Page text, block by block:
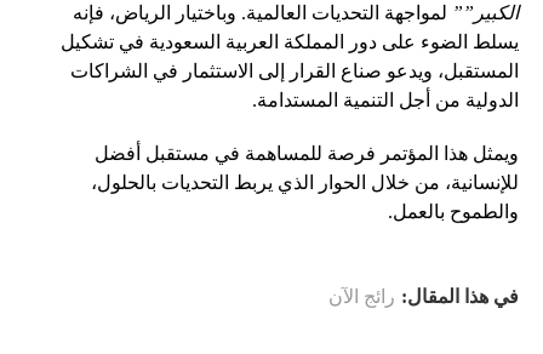
الكبير”” لمواجهة التحديات العالمية. وباختيار الرياض، فإنه
يسلط الضوء على دور المملكة العربية السعودية في تشكيل
المستقبل، ويدعو صناع القرار إلى الاستثمار في الشراكات
الدولية من أجل التنمية المستدامة.
ويمثل هذا المؤتمر فرصة للمساهمة في مستقبل أفضل
للإنسانية، من خلال الحوار الذي يربط التحديات بالحلول،
والطموح بالعمل.
في هذا المقال: رائج الآن